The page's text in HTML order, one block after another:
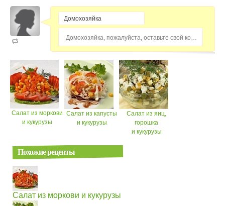
Домохозяйка, пожалуйста, оставьте свой комментарий...
Салат из моркови
и кукурузы
Салат из капусты
и кукурузы
Салат из яиц,
горошка
и кукурузы
Похожие рецепты
Салат из моркови и кукурузы